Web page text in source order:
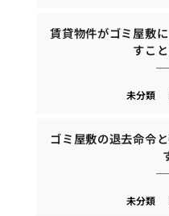
賃貸物件がゴミ屋敷
すこ
未分類
ゴミ屋敷の退去命令
未分類